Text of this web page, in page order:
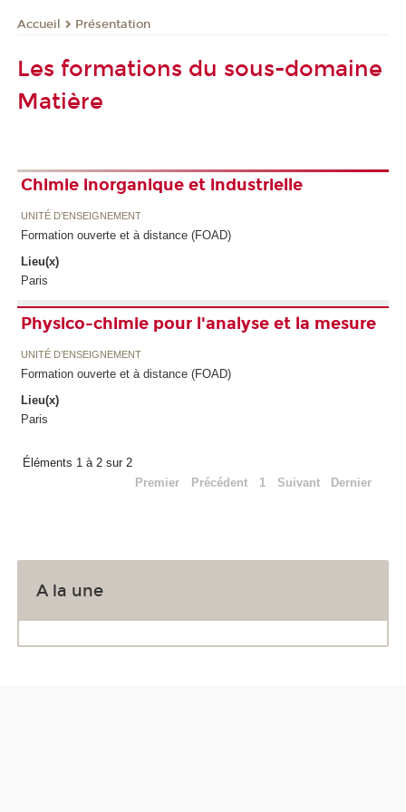
Accueil Présentation
Les formations du sous-domaine
Matière
Chimie inorganique et industrielle
UNITÉ D’ENSEIGNEMENT
Formation ouverte et à distance (FOAD)
Lieu(x)
Paris
Physico-chimie pour l'analyse et la mesure
UNITÉ D’ENSEIGNEMENT
Formation ouverte et à distance (FOAD)
Lieu(x)
Paris
Éléments 1 à 2 sur 2
Premier
Précédent 1 Suivant Dernier
A la une